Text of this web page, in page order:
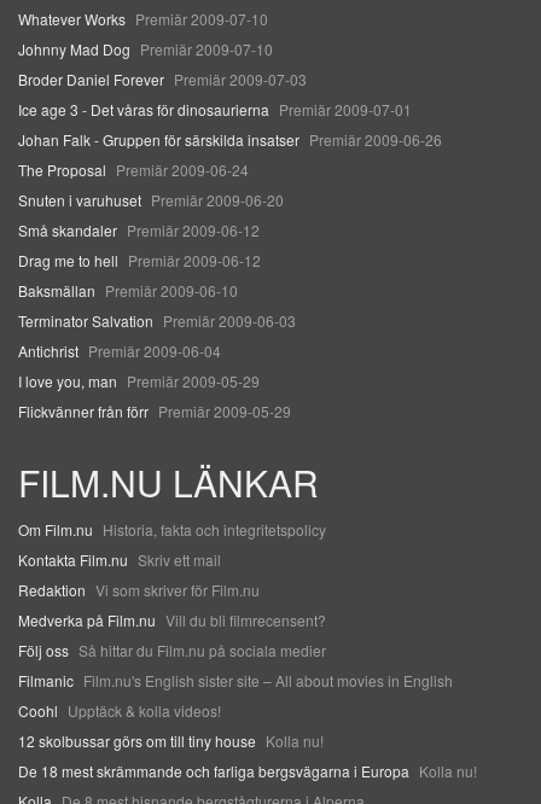
Whatever Works Premiär 2009-07-10
Johnny Mad Dog Premiär 2009-07-10
Broder Daniel Forever Premiär 2009-07-03
Ice age 3 - Det våras för dinosaurierna Premiär 2009-07-01
Johan Falk - Gruppen för särskilda insatser Premiär 2009-06-26
The Proposal Premiär 2009-06-24
Snuten i varuhuset Premiär 2009-06-20
Små skandaler Premiär 2009-06-12
Drag me to hell Premiär 2009-06-12
Baksmällan Premiär 2009-06-10
Terminator Salvation Premiär 2009-06-03
Antichrist Premiär 2009-06-04
I love you, man Premiär 2009-05-29
Flickvänner från förr Premiär 2009-05-29
FILM.NU LÄNKAR
Om Film.nu Historia, fakta och integritetspolicy
Kontakta Film.nu Skriv ett mail
Redaktion Vi som skriver för Film.nu
Medverka på Film.nu Vill du bli filmrecensent?
Följ oss Så hittar du Film.nu på sociala medier
Filmanic Film.nu's English sister site – All about movies in English
Coohl Upptäck & kolla videos!
12 skolbussar görs om till tiny house Kolla nu!
De 18 mest skrämmande och farliga bergsvägarna i Europa Kolla nu!